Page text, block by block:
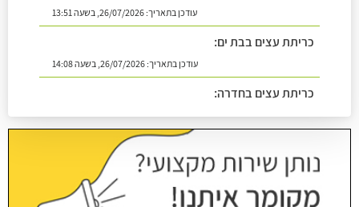
עודכן בתאריך:26/07/2026, בשעה 13:51
כריתת עצים בבת ים:
עודכן בתאריך:26/07/2026, בשעה 14:08
כריתת עצים בחדרה:
עודכן בתאריך:26/07/2026, בשעה 14:05